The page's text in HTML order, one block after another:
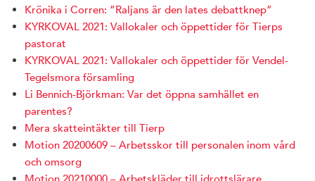
Krönika i Corren: ”Raljans är den lates debattknep”
KYRKOVAL 2021: Vallokaler och öppettider för Tierps
pastorat
KYRKOVAL 2021: Vallokaler och öppettider för Vendel-
Tegelsmora församling
Li Bennich-Björkman: Var det öppna samhället en
parentes?
Mera skatteintäkter till Tierp
Motion 20200609 – Arbetsskor till personalen inom vård
och omsorg